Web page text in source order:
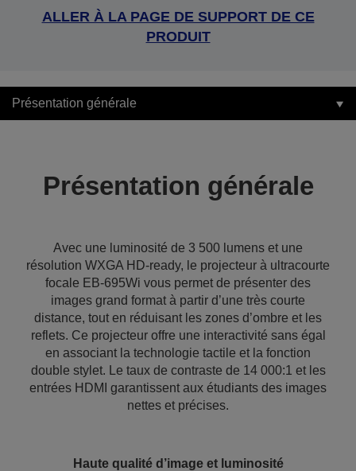
ALLER À LA PAGE DE SUPPORT DE CE
PRODUIT
Présentation générale
Présentation générale
Avec une luminosité de 3 500 lumens et une
résolution WXGA HD-ready, le projecteur à ultracourte
focale EB-695Wi vous permet de présenter des
images grand format à partir d’une très courte
distance, tout en réduisant les zones d’ombre et les
reflets. Ce projecteur offre une interactivité sans égal
en associant la technologie tactile et la fonction
double stylet. Le taux de contraste de 14 000:1 et les
entrées HDMI garantissent aux étudiants des images
nettes et précises.
Haute qualité d’image et luminosité